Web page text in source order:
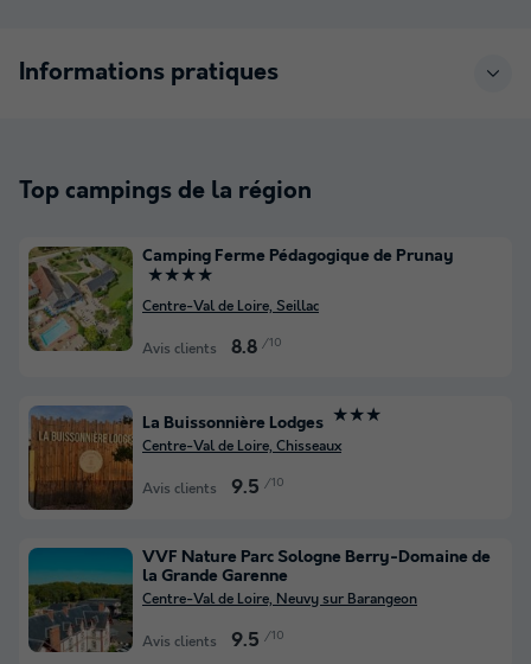
Informations pratiques
Top campings de la région
Camping Ferme Pédagogique de Prunay
★★★★
Centre-Val de Loire, Seillac
Avis clients 8.8 /10
La Buissonnière Lodges ★★★
Centre-Val de Loire, Chisseaux
Avis clients 9.5 /10
VVF Nature Parc Sologne Berry-Domaine de
la Grande Garenne
Centre-Val de Loire, Neuvy sur Barangeon
Avis clients 9.5 /10